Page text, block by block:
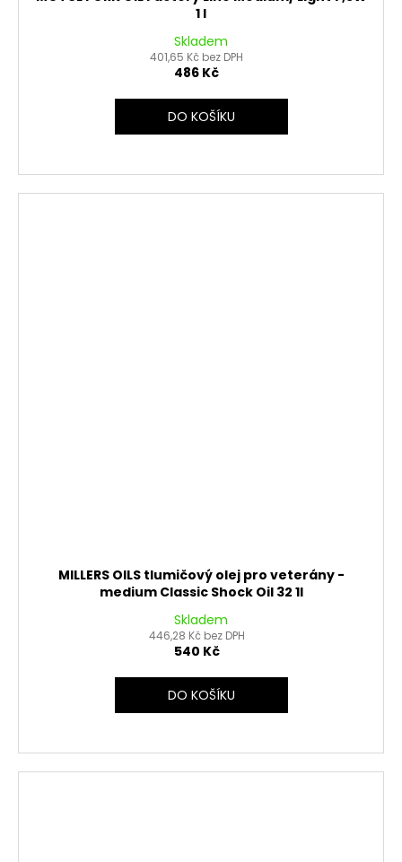
1 l
Skladem
401,65 Kč bez DPH
486 Kč
DO KOŠÍKU
MILLERS OILS tlumičový olej pro veterány -
medium Classic Shock Oil 32 1l
Skladem
446,28 Kč bez DPH
540 Kč
DO KOŠÍKU